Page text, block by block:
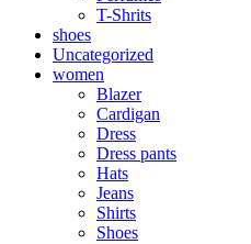
T-Shrits
shoes
Uncategorized
women
Blazer
Cardigan
Dress
Dress pants
Hats
Jeans
Shirts
Shoes